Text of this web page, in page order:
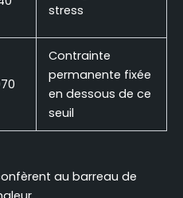
stress
Contrainte
permanente fixée
en dessous de ce
seuil
au barreau de